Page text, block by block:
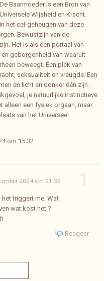
De Baarmoeder is een Bron van
Universele Wijsheid en Kracht.
In het cel-geheugen van deze
Bewustzijn van de
Het is als een portaal van
geborgenheid van waaruit
beweegt. Een plek van
seksualiteit en vreugde. Een
en licht en donker één zijn.
je natuurlijke instinctieve
alleen een fysiek orgaan, maar
van het Universeel
om 15:32
2024 om 21:36
het triggert me. Wat
wat kost het ?
Reageer